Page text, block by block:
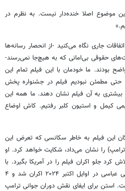
موضوع اصلا خنده‌دار نیست. به نظرم در
جاری نگاه می‌کنید -از انحصار رسانه‌ها
حقوقی بی‌امانی که به هیچ‌جا نمی‌رسند-
بودند. ما خودمان با این فیلم تمام این
حتی مطمئن نبودیم فیلم در جشنواره پخش
بیشتری به آن فیلم نشان دهند. ما همه این
کیمل و استیون کلبر رفتیم. کاش اوضاع
این فیلم به خاطر سکانسی که تعرض این
را نشان می‌داد، شکایت خواهد کرد. او
کرد جلو اکران فیلم را در آمریکا بگیرد. با
این حال، «کارآموز» به کارگردانی علی عباسی در اوایل اکتبر ۲۰۲۴ اکران شد و ۴
استن برای ایفای نقش دوران جوانی ترامپ